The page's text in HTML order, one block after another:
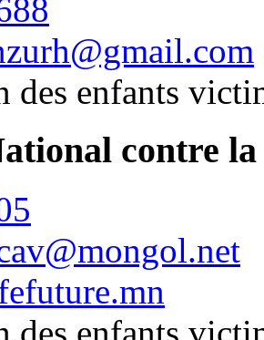
des enfants
contre la